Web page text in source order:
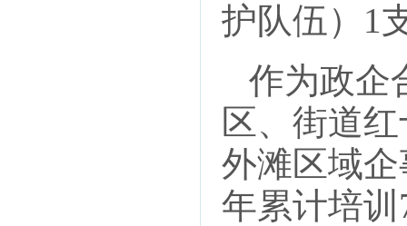
护队伍）1
作为政企
区、街道
外滩区域
年累计培